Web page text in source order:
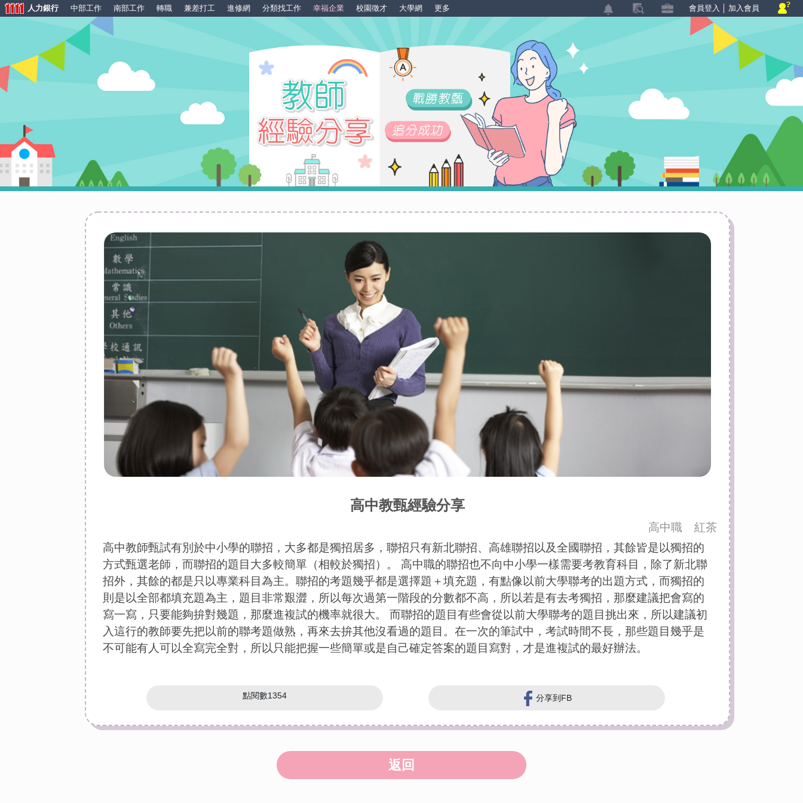
高中教甄經驗分享
紅茶
高中職
高中教師甄試有別於中小學的聯招，大多都是獨招居多，聯招只有新北聯招、高雄聯招以及全國聯招，其餘皆是以獨招的
方式甄選老師，而聯招的題目大多較簡單（相較於獨招）。 高中職的聯招也不向中小學一樣需要考教育科目，除了新北聯
招外，其餘的都是只以專業科目為主。聯招的考題幾乎都是選擇題＋填充題，有點像以前大學聯考的出題方式，而獨招的
則是以全部都填充題為主，題目非常艱澀，所以每次過第一階段的分數都不高，所以若是有去考獨招，那麼建議把會寫的
寫一寫，只要能夠拚對幾題，那麼進複試的機率就很大。 而聯招的題目有些會從以前大學聯考的題目挑出來，所以建議初
入這行的教師要先把以前的聯考題做熟，再來去拚其他沒看過的題目。在一次的筆試中，考試時間不長，那些題目幾乎是
不可能有人可以全寫完全對，所以只能把握一些簡單或是自己確定答案的題目寫對，才是進複試的最好辦法。
點閱數1354 分享到FB
返回
會員登入 加入會員
人力銀行 中部工作 南部工作 轉職 兼差打工 進修網 分類找工作 幸福企業 校園徵才 大學網 更多